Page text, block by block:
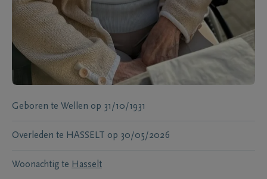
Geboren te Wellen op 31/10/1931
Overleden te HASSELT op 30/05/2026
Woonachtig te Hasselt